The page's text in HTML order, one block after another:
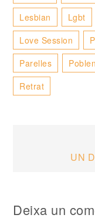
Lesbian
Lgbt
Love Session
Parelles
Retrat
UN
Deixa un